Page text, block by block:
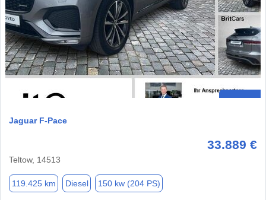
Jaguar F-Pace
33.889 €
Teltow, 14513
119.425 km Diesel 150 kw (204 PS)